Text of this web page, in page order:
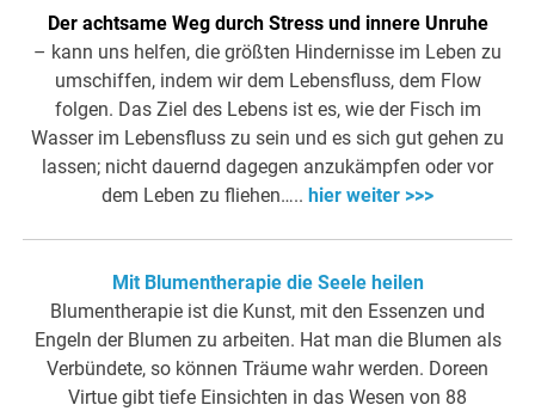
Der achtsame Weg durch Stress und innere Unruhe
– kann uns helfen, die größten Hindernisse im Leben zu
umschiffen, indem wir dem Lebensfluss, dem Flow
folgen. Das Ziel des Lebens ist es, wie der Fisch im
Wasser im Lebensfluss zu sein und es sich gut gehen zu
lassen; nicht dauernd dagegen anzukämpfen oder vor
dem Leben zu fliehen….. hier weiter >>>
Mit Blumentherapie die Seele heilen
Blumentherapie ist die Kunst, mit den Essenzen und
Engeln der Blumen zu arbeiten. Hat man die Blumen als
Verbündete, so können Träume wahr werden. Doreen
Virtue gibt tiefe Einsichten in das Wesen von 88